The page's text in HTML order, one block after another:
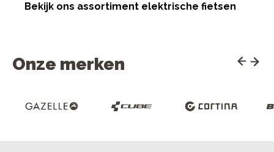
Bekijk ons assortiment elektrische fietsen
Onze merken